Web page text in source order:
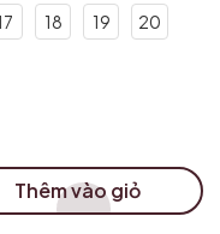
18 19 20
Thêm vào giỏ